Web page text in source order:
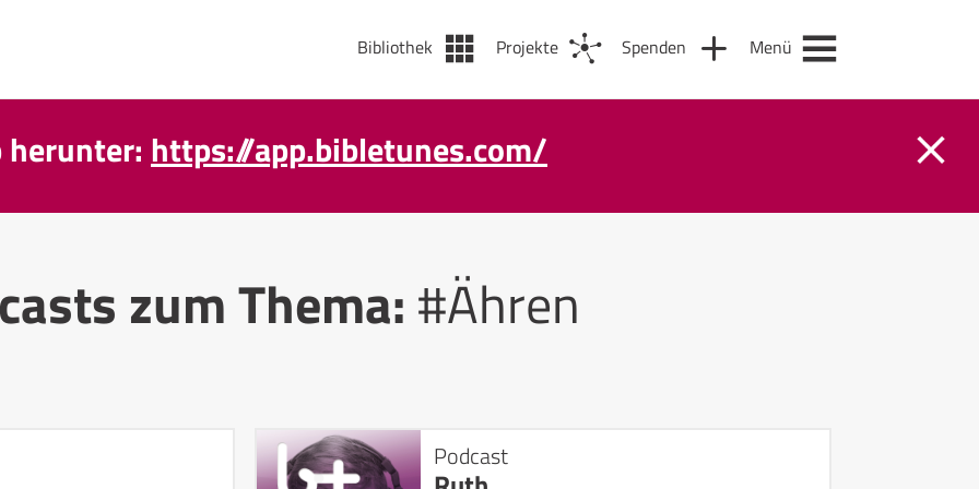
Bibliothek Projekte Spenden Menü
herunter: https://app.bibletunes.com/
zum Thema:#Ähren
Podcast